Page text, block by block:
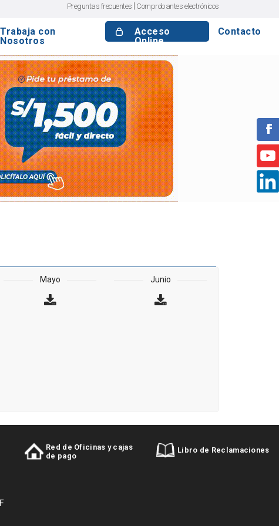
Preguntas frecuentes Comprobantes electrónicos
Trabaja con
Nosotros
Acceso
Online
Contacto
Mayo Junio
Red de Oficinas y cajas
de pago
Libro de Reclamaciones